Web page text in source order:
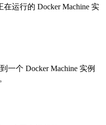
在运行的 Docker Machine 实
一个 Docker Machine 实例